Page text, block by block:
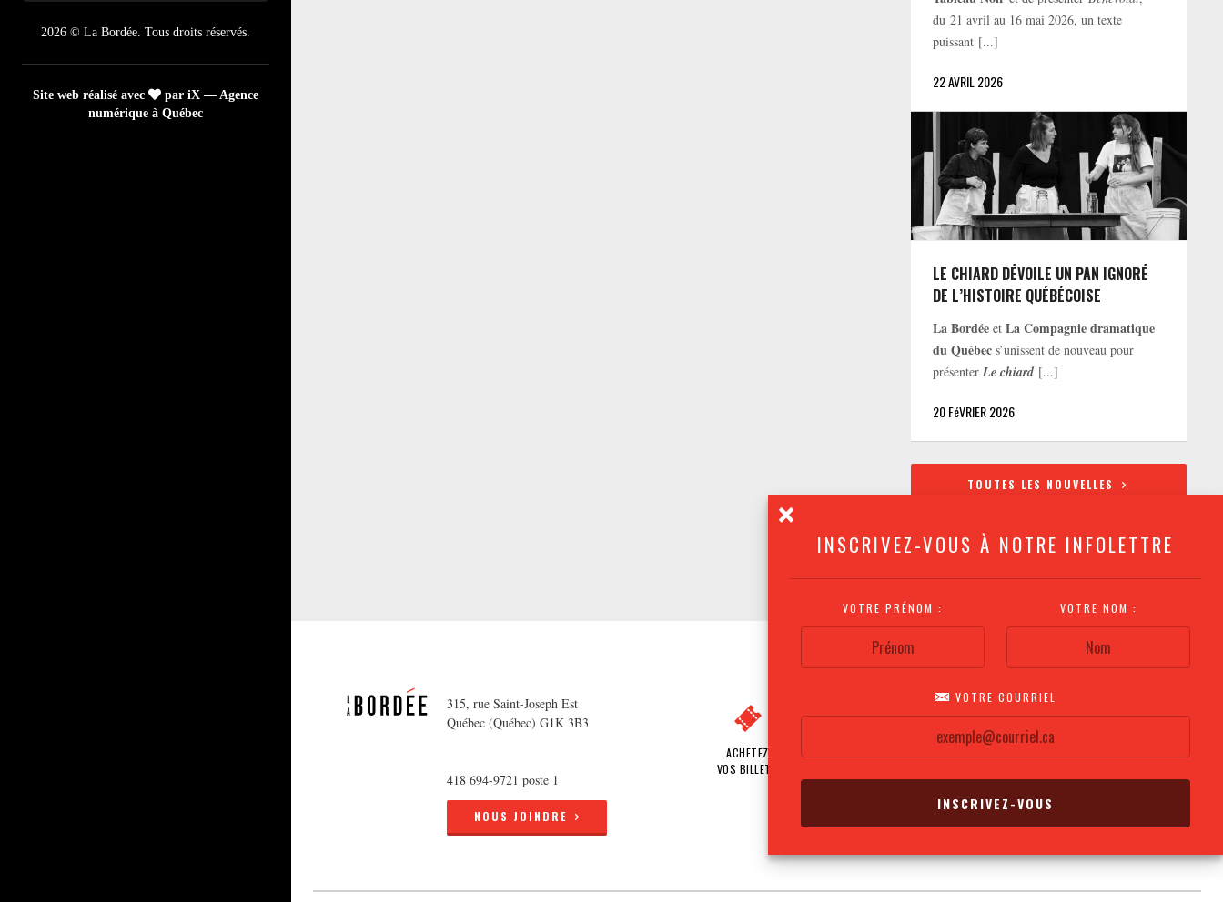
INSCRIVEZ-VOUS À NOTRE INFOLETTRE
VOTRE PRÉNOM : VOTRE NOM :
VOTRE COURRIEL
2026 © La Bordée. Tous droits réservés.
Site web réalisé avec
par iX — Agence
numérique à Québec
du 21 avril au 16 mai 2026, un texte
puissant [...]
22 AVRIL 2026
LE CHIARD DÉVOILE UN PAN IGNORÉ
DE L’HISTOIRE QUÉBÉCOISE
La Bordée etLa Compagnie dramatique
du Québec s’unissent de nouveau pour
présenterLe chiard [...]
20 FéVRIER 2026
TOUTES LES NOUVELLES
315, rue Saint-Joseph Est
Québec (Québec) G1K 3B3
418 694-9721 poste 1
NOUS JOINDRE
ACHETEZ
VOS BILLETS